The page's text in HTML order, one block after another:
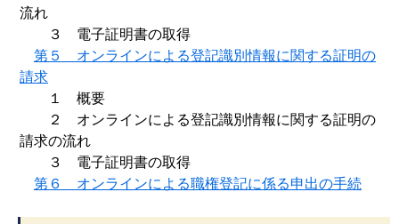
流れ
３ 電子証明書の取得
第５ オンラインによる登記識別情報に関する証明の
請求
１ 概要
２ オンラインによる登記識別情報に関する証明の
請求の流れ
３ 電子証明書の取得
第６ オンラインによる職権登記に係る申出の手続